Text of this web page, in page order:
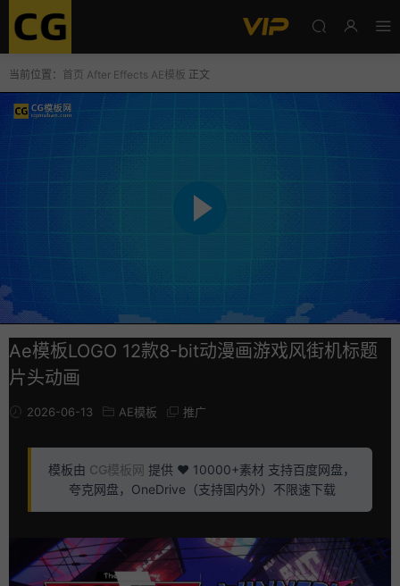
当前位置： 首页 After Effects AE模板 正文
Ae模板LOGO 12款8-bit动漫画游戏风街机标题
片头动画
2026-06-13 AE模板 推广
模板由 CG模板网 提供 ❤️ 10000+素材 支持百度网盘，
夸克网盘，OneDrive（支持国内外）不限速下载